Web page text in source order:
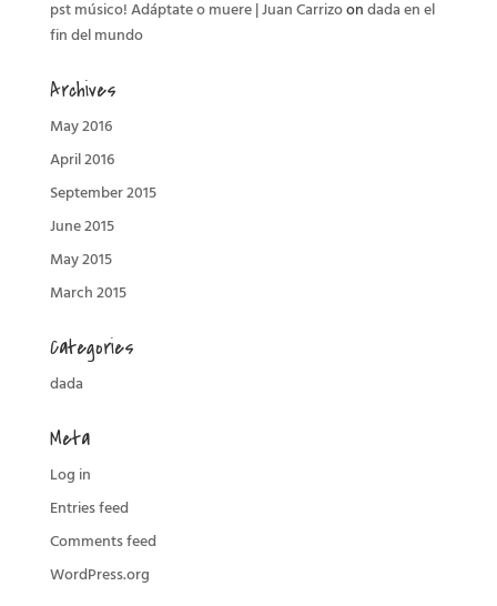
pst músico! Adáptate o muere | Juan Carrizoondada en el
fin del mundo
Archives
May 2016
April 2016
September 2015
June 2015
May 2015
March 2015
Categories
dada
Meta
Log in
Entries feed
Comments feed
WordPress.org